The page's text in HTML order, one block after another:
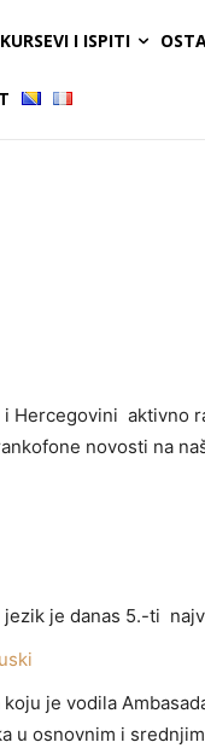
KURSEVI I ISPITI
Hercegovini aktivno
novosti na
je danas 5.-ti
je vodila
u osnovnim i